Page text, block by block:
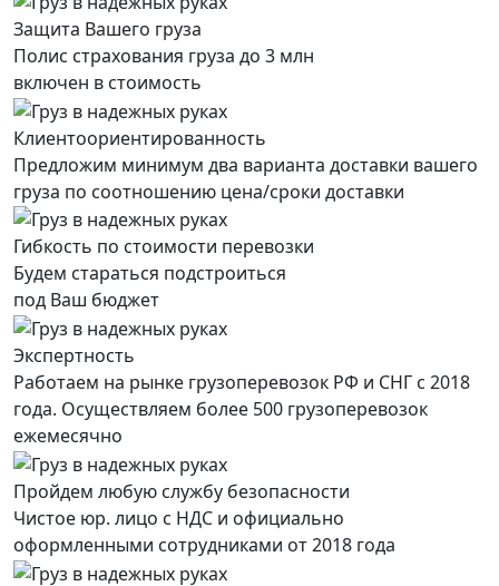
Защита Вашего груза
Полис страхования груза до 3 млн
включен в стоимость
Клиентоориентированность
Предложим минимум два варианта доставки вашего
груза по соотношению цена/сроки доставки
Гибкость по стоимости перевозки
Будем стараться подстроиться
под Ваш бюджет
Экспертность
Работаем на рынке грузоперевозок РФ и СНГ с 2018
года. Осуществляем более 500 грузоперевозок
ежемесячно
Пройдем любую службу безопасности
Чистое юр. лицо с НДС и официально
оформленными сотрудниками от 2018 года